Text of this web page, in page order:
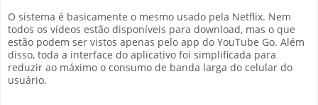
O sistema é basicamente o mesmo usado pela Netflix. Nem
todos os vídeos estão disponíveis para download, mas o que
estão podem ser vistos apenas pelo app do YouTube Go. Além
disso, toda a interface do aplicativo foi simplificada para
reduzir ao máximo o consumo de banda larga do celular do
usuário.